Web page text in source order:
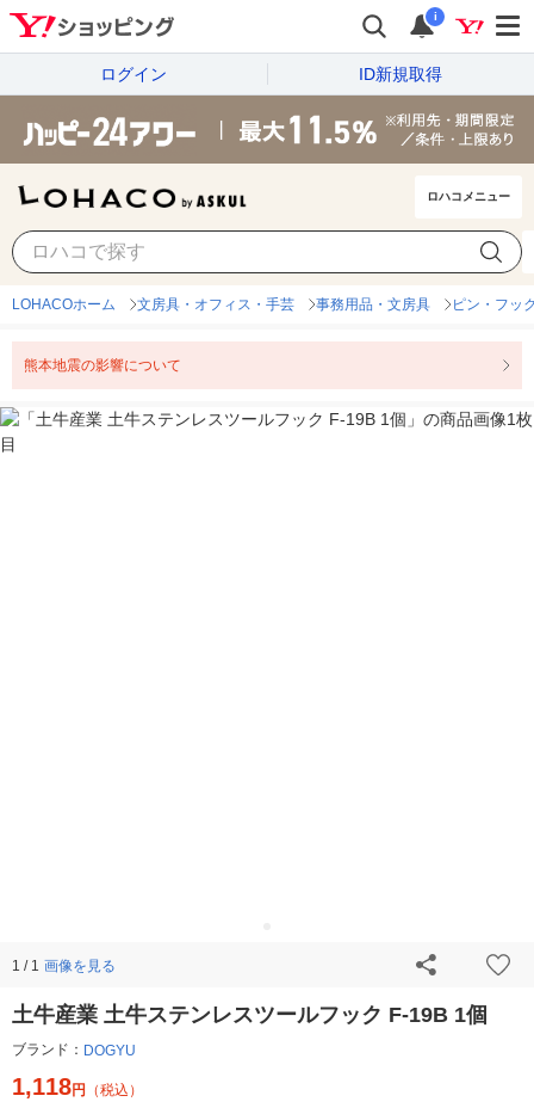
i
ログイン ID新規取得
ロハコメニュー
LOHACOホーム 文房具・オフィス・手芸 事務用品・文房具 ピン・フッ
熊本地震の影響について
1 / 1 画像を見る
土牛産業 土牛ステンレスツールフック F-19B 1個
ブランド： DOGYU
1,118円 （税込）